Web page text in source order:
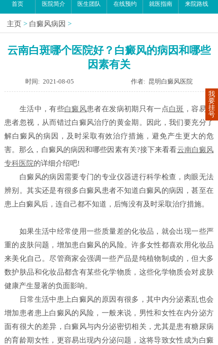
首页 医院简介 医生团队 在线预约 就医指南 来院路线
主页 > 白癜风病因 >
云南白斑哪个医院好？白癜风的病因和哪些
因素有关
时间: 2021-08-05 作者: 昆明白癜风医院
生活中，有些白癜风患者在发病初期只有一点白斑 ，容易被
患者忽视，从而错过白癜风治疗的黄金期。因此，我们要充分了
解白癜风的病因，及时采取有效治疗措施，避免产生更大的危
害。那么，白癜风的病因和哪些因素有关?接下来看看云南白癜风
专科医院的详细介绍吧!
白癜风的病因需要专门的专业仪器进行科学检查，肉眼无法
辨别。其实还是有很多白癜风患者不知道白癜风的病因，甚至在
患上白癜风后，连自己都不知道，后悔没有及时采取治疗措施。
如果生活中经常使用一些质量差的化妆品，就会出现一些严
重的皮肤问题，增加患白癜风的风险。许多女性都喜欢用化妆品
来美化自己。尽管商家会强调一些产品是纯植物制成的，但大多
数护肤品和化妆品都含有某些化学物质，这些化学物质会对皮肤
健康产生显著的负面影响。
日常生活中患上白癜风的原因有很多，其中内分泌紊乱也会
增加患者患上白癜风的风险，一般来说，男性和女性在内分泌方
面有很大的差异，白癜风与内分泌密切相关，尤其是患有糖尿病
的育龄期女性，更容易出现内分泌问题，这将导致女性成为白癜
我
要
挂
号